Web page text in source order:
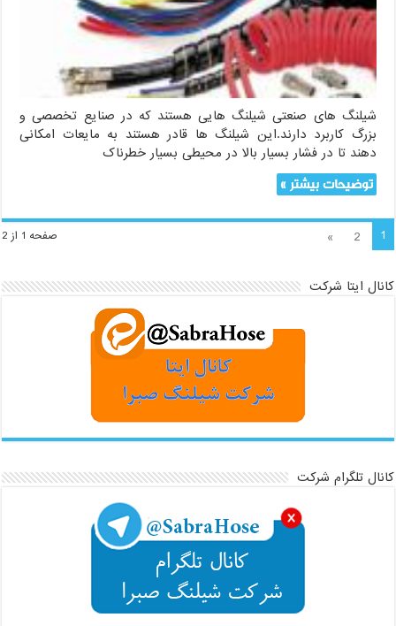
شیلنگ های صنعتی شیلنگ هایی هستند که در صنایع تخصصی و
بزرگ کاربرد دارند.این شیلنگ ها قادر هستند به مایعات امکانی
دهند تا در فشار بسیار بالا در محیطی بسیار خطرناک
توضیحات بیشتر »
صفحه 1 از 2 1
2
»
کانال ایتا شرکت
کانال تلگرام شرکت